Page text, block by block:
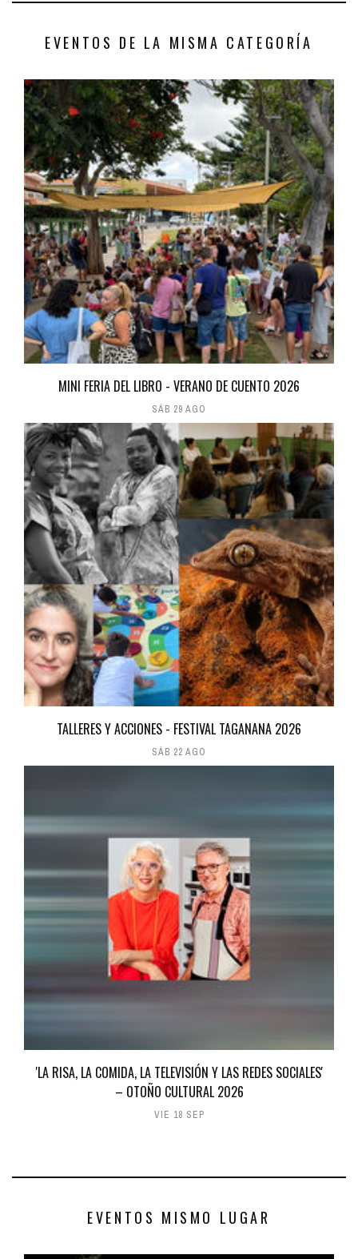
EVENTOS DE LA MISMA CATEGORÍA
MINI FERIA DEL LIBRO - VERANO DE CUENTO 2026
SÁB 29 AGO
TALLERES Y ACCIONES - FESTIVAL TAGANANA 2026
SÁB 22 AGO
'LA RISA, LA COMIDA, LA TELEVISIÓN Y LAS REDES SOCIALES'
– OTOÑO CULTURAL 2026
VIE 18 SEP
EVENTOS MISMO LUGAR